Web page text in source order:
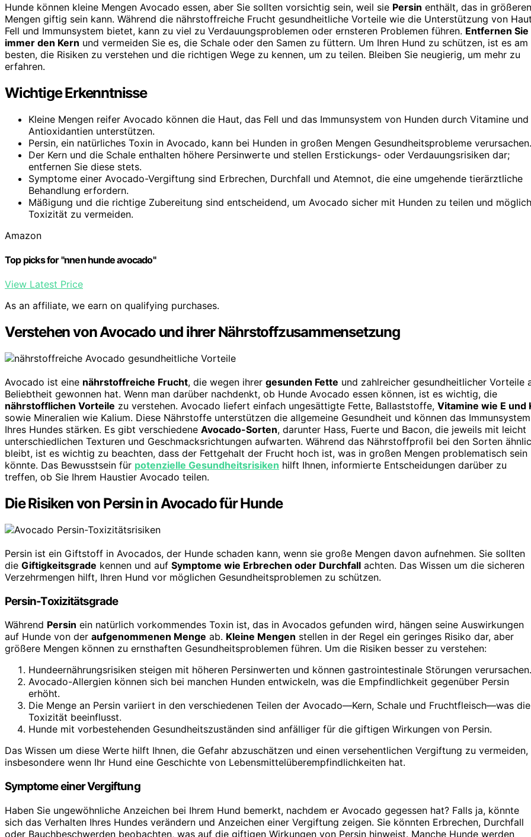
Hunde können kleine Mengen Avocado essen, aber Sie sollten vorsichtig sein, weil sie Persin enthält, das in größeren
Mengen giftig sein kann. Während die nährstoffreiche Frucht gesundheitliche Vorteile wie die Unterstützung von
Fell und Immunsystem bietet, kann zu viel zu Verdauungsproblemen oder ernsteren Problemen führen. Entfernen Sie
immer den Kern und vermeiden Sie es, die Schale oder den Samen zu füttern. Um Ihren Hund zu schützen, ist es am
besten, die Risiken zu verstehen und die richtigen Wege zu kennen, um zu teilen. Bleiben Sie neugierig, um mehr zu
erfahren.
Wichtige Erkenntnisse
Kleine Mengen reifer Avocado können die Haut, das Fell und das Immunsystem von Hunden durch Vitamine und
Antioxidantien unterstützen.
Persin, ein natürliches Toxin in Avocado, kann bei Hunden in großen Mengen Gesundheitsprobleme verursachen.
Der Kern und die Schale enthalten höhere Persinwerte und stellen Erstickungs- oder Verdauungsrisiken dar;
entfernen Sie diese stets.
Symptome einer Avocado-Vergiftung sind Erbrechen, Durchfall und Atemnot, die eine umgehende tierärztliche
Behandlung erfordern.
Mäßigung und die richtige Zubereitung sind entscheidend, um Avocado sicher mit Hunden zu teilen und
Toxizität zu vermeiden.
Amazon
Top picks for "nnen hunde avocado"
View Latest Price
As an affiliate, we earn on qualifying purchases.
Verstehen von Avocado und ihrer Nährstoffzusammensetzung
Avocado ist eine nährstoffreiche Frucht, die wegen ihrer gesunden Fette und zahlreicher gesundheitlicher Vorteile
Beliebtheit gewonnen hat. Wenn man darüber nachdenkt, ob Hunde Avocado essen können, ist es wichtig, die
nährstofflichen Vorteile zu verstehen. Avocado liefert einfach ungesättigte Fette, Ballaststoffe, Vitamine wie E und
sowie Mineralien wie Kalium. Diese Nährstoffe unterstützen die allgemeine Gesundheit und können das Immunsystem
Ihres Hundes stärken. Es gibt verschiedene Avocado-Sorten, darunter Hass, Fuerte und Bacon, die jeweils mit leicht
unterschiedlichen Texturen und Geschmacksrichtungen aufwarten. Während das Nährstoffprofil bei den Sorten
bleibt, ist es wichtig zu beachten, dass der Fettgehalt der Frucht hoch ist, was in großen Mengen problematisch sein
könnte. Das Bewusstsein für potenzielle Gesundheitsrisiken hilft Ihnen, informierte Entscheidungen darüber zu
treffen, ob Sie Ihrem Haustier Avocado teilen.
Die Risiken von Persin in Avocado für Hunde
Persin ist ein Giftstoff in Avocados, der Hunde schaden kann, wenn sie große Mengen davon aufnehmen. Sie sollten
die Giftigkeitsgrade kennen und auf Symptome wie Erbrechen oder Durchfall achten. Das Wissen um die sicheren
Verzehrmengen hilft, Ihren Hund vor möglichen Gesundheitsproblemen zu schützen.
Persin-Toxizitätsgrade
Während Persin ein natürlich vorkommendes Toxin ist, das in Avocados gefunden wird, hängen seine Auswirkungen
auf Hunde von der aufgenommenen Menge ab. Kleine Mengen stellen in der Regel ein geringes Risiko dar, aber
größere Mengen können zu ernsthaften Gesundheitsproblemen führen. Um die Risiken besser zu verstehen:
Hundeernährungsrisiken steigen mit höheren Persinwerten und können gastrointestinale Störungen verursachen.
Avocado-Allergien können sich bei manchen Hunden entwickeln, was die Empfindlichkeit gegenüber Persin
erhöht.
Die Menge an Persin variiert in den verschiedenen Teilen der Avocado—Kern, Schale und Fruchtfleisch—was die
Toxizität beeinflusst.
Hunde mit vorbestehenden Gesundheitszuständen sind anfälliger für die giftigen Wirkungen von Persin.
Das Wissen um diese Werte hilft Ihnen, die Gefahr abzuschätzen und einen versehentlichen Vergiftung zu vermeiden,
insbesondere wenn Ihr Hund eine Geschichte von Lebensmittelüberempfindlichkeiten hat.
Symptome einer Vergiftung
Haben Sie ungewöhnliche Anzeichen bei Ihrem Hund bemerkt, nachdem er Avocado gegessen hat? Falls ja, könnte
sich das Verhalten Ihres Hundes verändern und Anzeichen einer Vergiftung zeigen. Sie könnten Erbrechen, Durchfall
oder Bauchbeschwerden beobachten, was auf die giftigen Wirkungen von Persin hinweist. Manche Hunde werden